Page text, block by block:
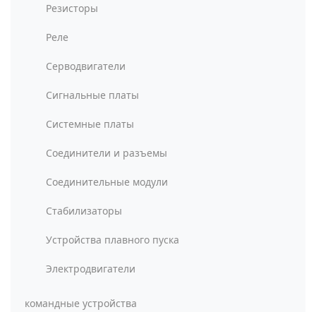
Резисторы
Реле
Серводвигатели
Сигнальные платы
Системные платы
Соединители и разъемы
Соединительные модули
Стабилизаторы
Устройства плавного пуска
Электродвигатели
командные устройства